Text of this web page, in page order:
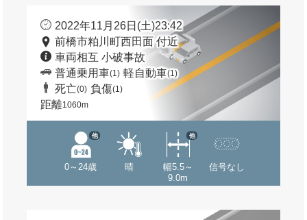
2022年11月26日(土)23:42
前橋市粕川町西田面 付近
車両相互 小破事故
普通乗用車(1) 軽自動車(1)
死亡(0) 負傷(1)
距離1060m
0～24歳
他
晴
幅5.5～
9.0m
他
信号なし